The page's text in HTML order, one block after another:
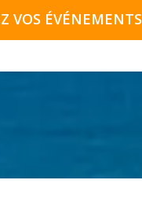
VOS ÉVÉNEMENTS